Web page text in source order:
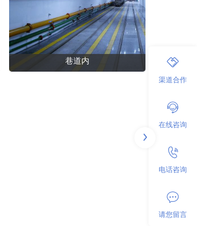
巷道内
渠道合作
在线咨询
电话咨询
请您留言